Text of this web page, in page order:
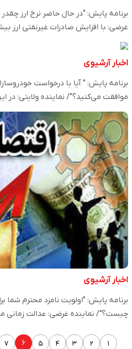
برنامه پایش: "در حال حاضر نرخ ارز
غرضی: با افزایش صادرات غیرنفتی ارز
اخبار آرشیوی
برنامه پایش: " آیا با درخواست
موافقت می‌کنید؟"/ نماینده ولایتی: در
اخبار آرشیوی
برنامه پایش: "اولویت نامزد محترم شما
چیست؟"/ نماینده غرضی: عدالت زمانی
۱ ۲ ۳ ۴ ۵ ۶ ۷